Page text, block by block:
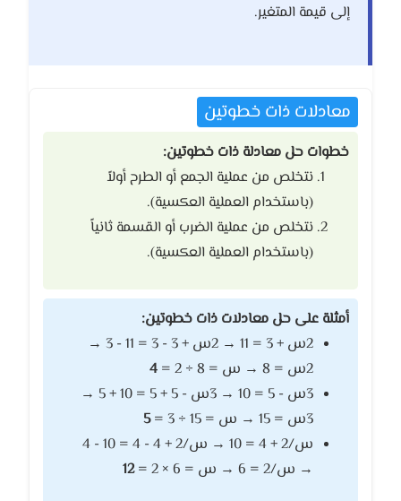
إلى قيمة المتغير.
معادلات ذات خطوتين
خطوات حل معادلة ذات خطوتين:
نتخلص من عملية الجمع أو الطرح أولاً
(باستخدام العملية العكسية).
نتخلص من عملية الضرب أو القسمة ثانياً
(باستخدام العملية العكسية).
أمثلة على حل معادلات ذات خطوتين:
2س + 3 = 11 → 2س + 3 - 3 = 11 - 3 →
2س = 8 → س = 8 ÷ 2 =
4
3س - 5 = 10 → 3س - 5 + 5 = 10 + 5 →
3س = 15 → س = 15 ÷ 3 =
5
س/2 + 4 = 10 → س/2 + 4 - 4 = 10 - 4
→ س/2 = 6 → س = 6 × 2 =
12